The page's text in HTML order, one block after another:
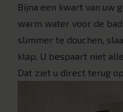
Bijna een kwart van uw
warm water voor de
slimmer te douchen,
klap. U bespaart niet
Dat ziet u direct terug